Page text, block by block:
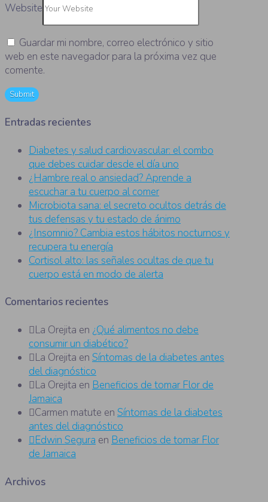
Website
Guardar mi nombre, correo electrónico y sitio
web en este navegador para la próxima vez que
comente.
Entradas recientes
Diabetes y salud cardiovascular: el combo
que debes cuidar desde el día uno
¿Hambre real o ansiedad? Aprende a
escuchar a tu cuerpo al comer
Microbiota sana: el secreto ocultos detrás de
tus defensas y tu estado de ánimo
¿Insomnio? Cambia estos hábitos nocturnos y
recupera tu energía
Cortisol alto: las señales ocultas de que tu
cuerpo está en modo de alerta
Comentarios recientes
La Orejita en ¿Qué alimentos no debe
consumir un diabético?
La Orejita en Síntomas de la diabetes antes
del diagnóstico
La Orejita en Beneficios de tomar Flor de
Jamaica
Carmen matute en Síntomas de la diabetes
antes del diagnóstico
Edwin Segura en Beneficios de tomar Flor
de Jamaica
Archivos